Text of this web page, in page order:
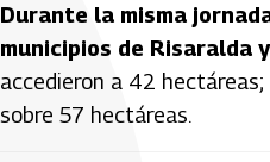
Durante la misma
municipios de Risaralda
accedieron a 42
sobre 57 hectáreas.